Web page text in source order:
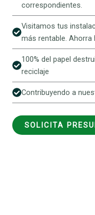
correspondientes.
Visitamos tus
más rentable. Ahorra
100% del papel
reciclaje
Contribuyendo a
SOLICITA